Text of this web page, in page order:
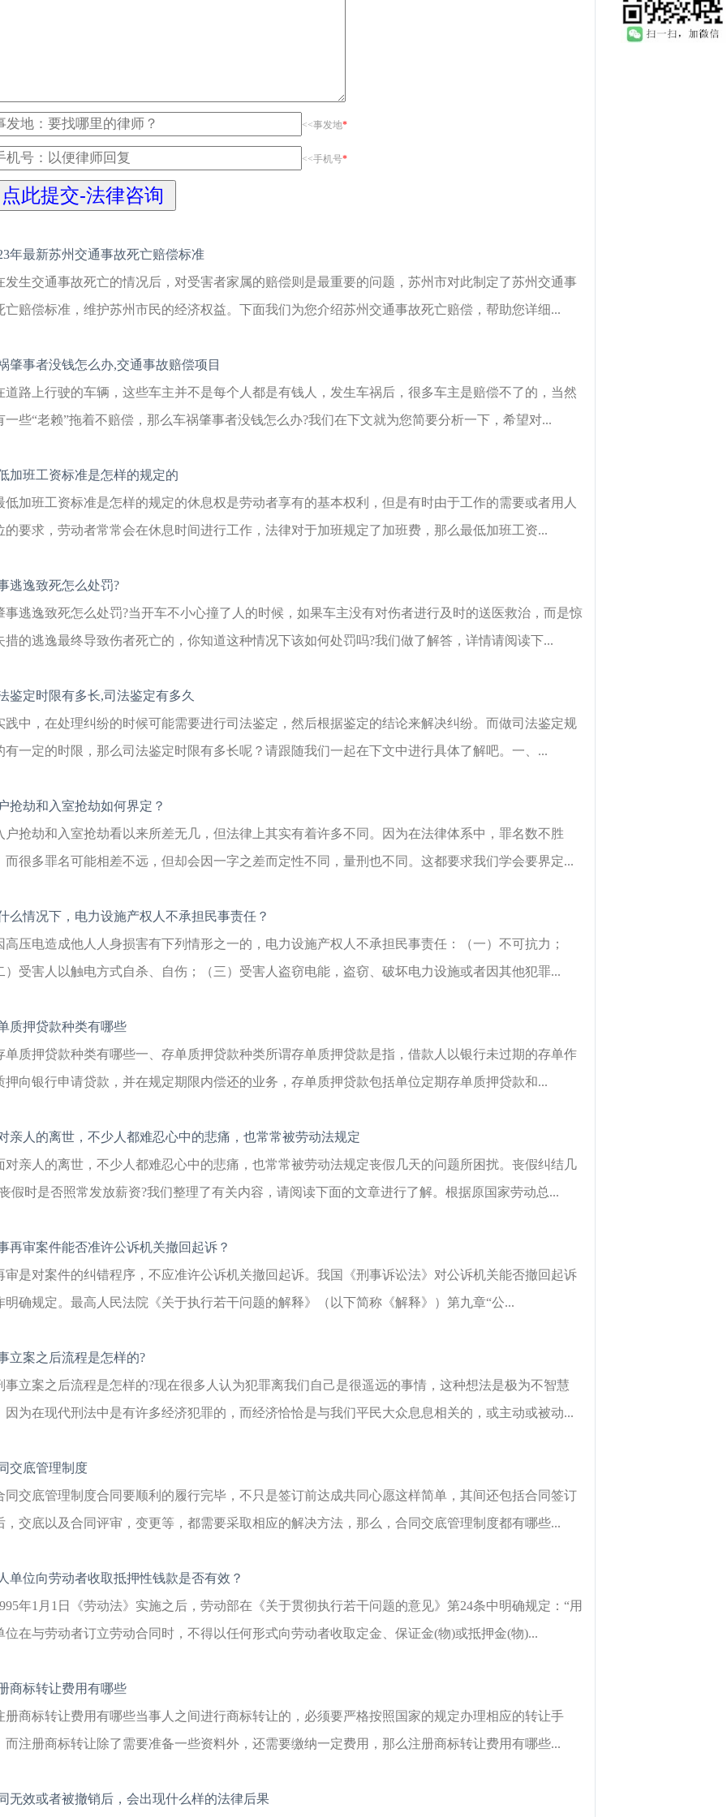
<<事发地*
<<手机号*
年最新苏州交通事故死亡赔偿标准
发生交通事故死亡的情况后，对受害者家属的赔偿则是最重要的问题，苏州市对此制定了苏州交通事
亡赔偿标准，维护苏州市民的经济权益。下面我们为您介绍苏州交通事故死亡赔偿，帮助您详细...
肇事者没钱怎么办,交通事故赔偿项目
道路上行驶的车辆，这些车主并不是每个人都是有钱人，发生车祸后，很多车主是赔偿不了的，当然
一些“老赖”拖着不赔偿，那么车祸肇事者没钱怎么办?我们在下文就为您简要分析一下，希望对...
加班工资标准是怎样的规定的
低加班工资标准是怎样的规定的休息权是劳动者享有的基本权利，但是有时由于工作的需要或者用人
的要求，劳动者常常会在休息时间进行工作，法律对于加班规定了加班费，那么最低加班工资...
逃逸致死怎么处罚?
事逃逸致死怎么处罚?当开车不小心撞了人的时候，如果车主没有对伤者进行及时的送医救治，而是惊
措的逃逸最终导致伤者死亡的，你知道这种情况下该如何处罚吗?我们做了解答，详情请阅读下...
鉴定时限有多长,司法鉴定有多久
践中，在处理纠纷的时候可能需要进行司法鉴定，然后根据鉴定的结论来解决纠纷。而做司法鉴定规
有一定的时限，那么司法鉴定时限有多长呢？请跟随我们一起在下文中进行具体了解吧。一、...
抢劫和入室抢劫如何界定？
户抢劫和入室抢劫看以来所差无几，但法律上其实有着许多不同。因为在法律体系中，罪名数不胜
而很多罪名可能相差不远，但却会因一字之差而定性不同，量刑也不同。这都要求我们学会要界定...
么情况下，电力设施产权人不承担民事责任？
高压电造成他人人身损害有下列情形之一的，电力设施产权人不承担民事责任：（一）不可抗力；
）受害人以触电方式自杀、自伤；（三）受害人盗窃电能，盗窃、破坏电力设施或者因其他犯罪...
质押贷款种类有哪些
单质押贷款种类有哪些一、存单质押贷款种类所谓存单质押贷款是指，借款人以银行未过期的存单作
押向银行申请贷款，并在规定期限内偿还的业务，存单质押贷款包括单位定期存单质押贷款和...
亲人的离世，不少人都难忍心中的悲痛，也常常被劳动法规定
对亲人的离世，不少人都难忍心中的悲痛，也常常被劳动法规定丧假几天的问题所困扰。丧假纠结几
假时是否照常发放薪资?我们整理了有关内容，请阅读下面的文章进行了解。根据原国家劳动总...
再审案件能否准许公诉机关撤回起诉？
审是对案件的纠错程序，不应准许公诉机关撤回起诉。我国《刑事诉讼法》对公诉机关能否撤回起诉
明确规定。最高人民法院《关于执行若干问题的解释》（以下简称《解释》）第九章“公...
立案之后流程是怎样的?
事立案之后流程是怎样的?现在很多人认为犯罪离我们自己是很遥远的事情，这种想法是极为不智慧
因为在现代刑法中是有许多经济犯罪的，而经济恰恰是与我们平民大众息息相关的，或主动或被动...
交底管理制度
同交底管理制度合同要顺利的履行完毕，不只是签订前达成共同心愿这样简单，其间还包括合同签订
，交底以及合同评审，变更等，都需要采取相应的解决方法，那么，合同交底管理制度都有哪些...
单位向劳动者收取抵押性钱款是否有效？
年1月1日《劳动法》实施之后，劳动部在《关于贯彻执行若干问题的意见》第24条中明确规定：“用
位在与劳动者订立劳动合同时，不得以任何形式向劳动者收取定金、保证金(物)或抵押金(物)...
商标转让费用有哪些
册商标转让费用有哪些当事人之间进行商标转让的，必须要严格按照国家的规定办理相应的转让手
而注册商标转让除了需要准备一些资料外，还需要缴纳一定费用，那么注册商标转让费用有哪些...
无效或者被撤销后，会出现什么样的法律后果